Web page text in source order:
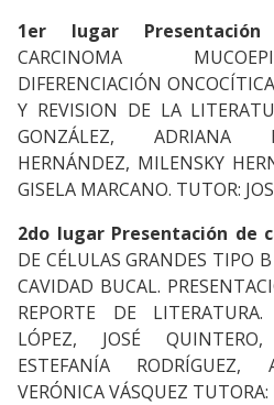
1er lugar
CARCINOMA
DIFERENCIACIÓN
Y REVISION DE LA
GONZÁLEZ, ADRIANA
HERNÁNDEZ, MILENSKY
GISELA MARCANO. TUTOR:
2do lugar Presentación de
DE CÉLULAS GRANDES TIPO
CAVIDAD BUCAL.
REPORTE DE
LÓPEZ, JOSÉ
ESTEFANÍA RODRÍGUEZ,
VERÓNICA VÁSQUEZ